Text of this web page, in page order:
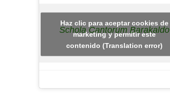
Schola Cantorum Barakaldo
Haz clic para aceptar cookies de
marketing y permitir este
contenido (Translation error)